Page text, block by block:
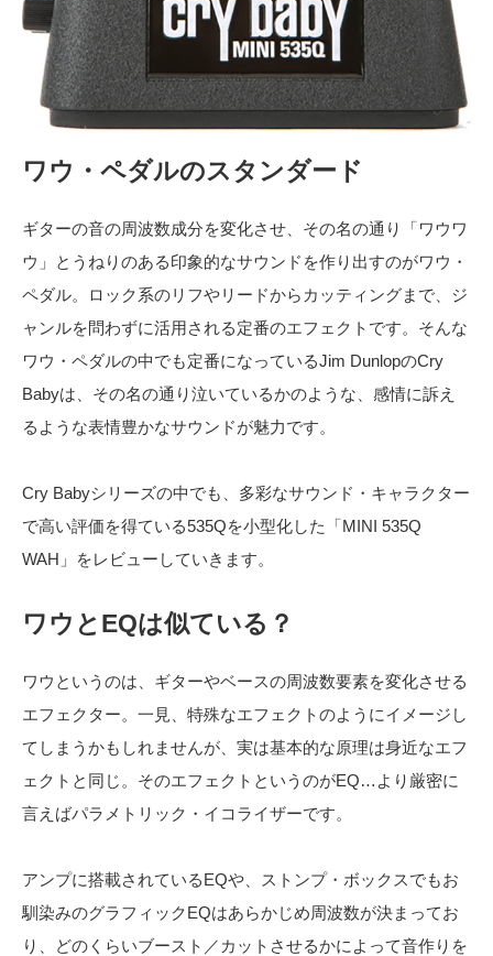
ワウ・ペダルのスタンダード
ギターの音の周波数成分を変化させ、その名の通り「ワウワ
ウ」とうねりのある印象的なサウンドを作り出すのがワウ・
ペダル。ロック系のリフやリードからカッティングまで、ジ
ャンルを問わずに活用される定番のエフェクトです。そんな
ワウ・ペダルの中でも定番になっているJim DunlopのCry
Babyは、その名の通り泣いているかのような、感情に訴え
るような表情豊かなサウンドが魅力です。
Cry Babyシリーズの中でも、多彩なサウンド・キャラクター
で高い評価を得ている535Qを小型化した「MINI 535Q
WAH」をレビューしていきます。
ワウとEQは似ている？
ワウというのは、ギターやベースの周波数要素を変化させる
エフェクター。一見、特殊なエフェクトのようにイメージし
てしまうかもしれませんが、実は基本的な原理は身近なエフ
ェクトと同じ。そのエフェクトというのがEQ…より厳密に
言えばパラメトリック・イコライザーです。
アンプに搭載されているEQや、ストンプ・ボックスでもお
馴染みのグラフィックEQはあらかじめ周波数が決まってお
り、どのくらいブースト／カットさせるかによって音作りを